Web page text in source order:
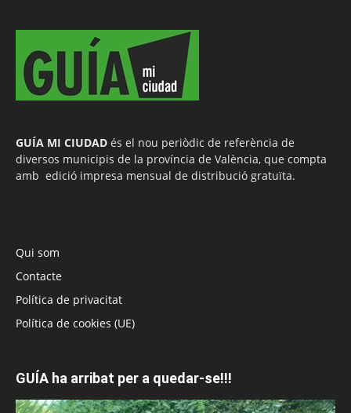
GUÍA MI CIUDAD és el nou periòdic de referència de
diversos municipis de la província de València, que compta
amb edició impresa mensual de distribució gratuïta.
Qui som
Contacte
Política de privacitat
Política de cookies (UE)
GUÍA ha arribat per a quedar-se!!!
Reproductor